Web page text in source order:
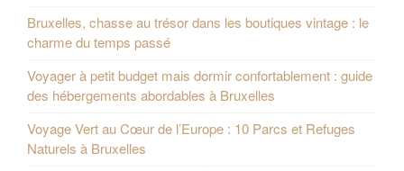
Bruxelles, chasse au trésor dans les boutiques vintage : le
charme du temps passé
Voyager à petit budget mais dormir confortablement : guide
des hébergements abordables à Bruxelles
Voyage Vert au Cœur de l’Europe : 10 Parcs et Refuges
Naturels à Bruxelles